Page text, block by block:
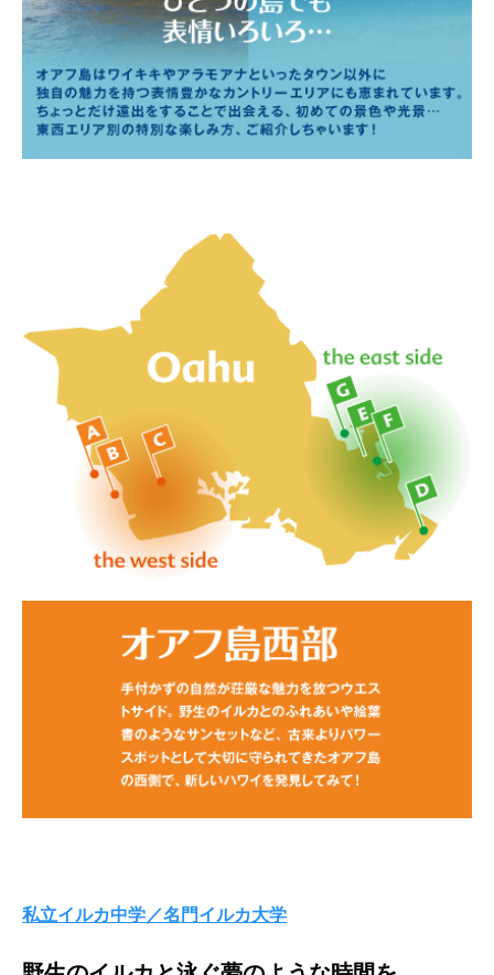
私立イルカ中学／名門イルカ大学